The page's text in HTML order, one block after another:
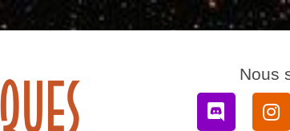
Nous
Discord